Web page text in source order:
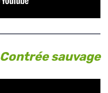
Contrée sauvage